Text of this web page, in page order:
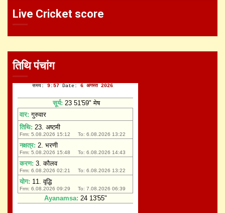
Live Cricket score
तिथि पंचांग